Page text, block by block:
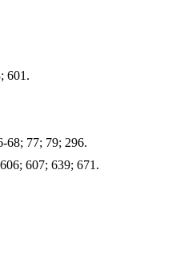
601.
68; 77; 79; 296.
607; 639; 671.